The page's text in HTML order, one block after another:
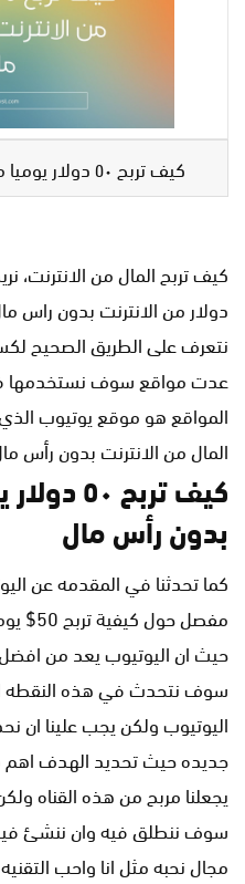
كيف تربح ٥٠ دولار يوميا من الانترنت بدون رأس مال
دولار من الانترنت بدون راس
عدت مواقع سوف نستخدمها
المواقع هو موقع يوتيوب
المال من الانترنت بدون رأس
كيف تربح
بدون رأس مال
كما تحدثنا في المقدمه عن
مفصل
حيث ان اليوتيوب يعد من
سوف نتحدث في هذه النقطه
اليوتيوب ولكن يجب علينا ان
جديده حيث تحديد الهدف
يجعلنا مربح من هذه القناه
سوف ننطلق فيه وان ننشئ
مجال نحبه مثل انا واحب